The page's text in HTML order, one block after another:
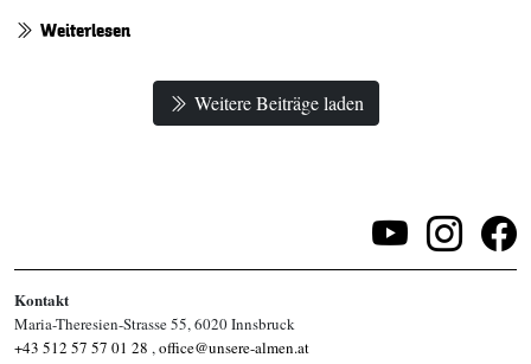
Weiterlesen
Weitere Beiträge laden
Kontakt
Maria-Theresien-Strasse 55, 6020 Innsbruck
+43 512 57 57 01 28 ,office@unsere-almen.at